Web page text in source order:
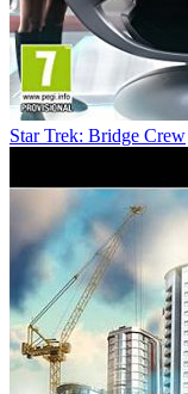
Star Trek: Bridge Crew